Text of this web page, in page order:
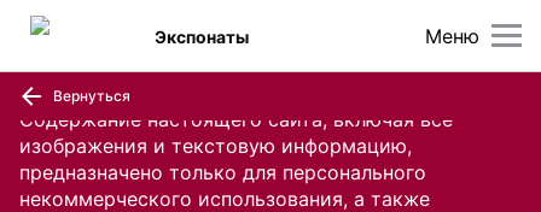
Содержание настоящего сайта, включая все
изображения и текстовую информацию,
предназначено только для персонального
некоммерческого использования, а также
Меню
Экспонаты
Вернуться